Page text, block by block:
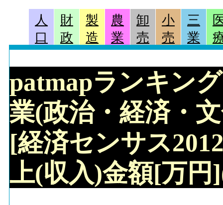
人
口
財
政
製
造
農
業
卸
売
小
売
三
業
patmapランキン
業(政治・経済・
[経済センサス
上(収入)金額[万